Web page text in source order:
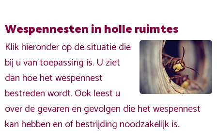
Wespennesten in holle ruimtes
Klik hieronder op de situatie die
bij u van toepassing is. U ziet
dan hoe het wespennest
bestreden wordt. Ook leest u
over de gevaren en gevolgen die het wespennest
kan hebben en of bestrijding noodzakelijk is.